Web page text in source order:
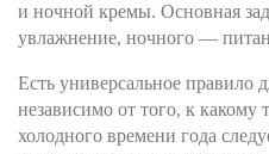
и ночной кремы. Основная
увлажнение, ночного —
Есть универсальное правило
независимо от того, к какому
холодного времени года